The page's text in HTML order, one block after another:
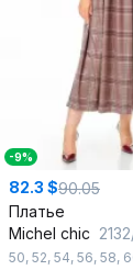
-9%
82.3 $90.05
Платье
Michel chic 2132/2
50, 52, 54, 56, 58,